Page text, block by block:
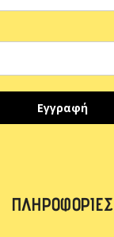
Εγγραφή
ΠΛΗΡΟΦΟΡΊΕΣ